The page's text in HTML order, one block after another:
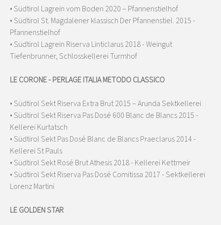
• Südtirol Lagrein vom Boden 2020 – Pfannenstielhof
• Südtirol St. Magdalener klassisch Der Pfannenstiel. 2015 -
Pfannenstielhof
• Südtirol Lagrein Riserva Linticlarus 2018 - Weingut
Tiefenbrunner, Schlosskellerei Turmhof
LE CORONE - PERLAGE ITALIA METODO CLASSICO
• Südtirol Sekt Riserva Extra Brut 2015 – Arunda Sektkellerei
• Südtirol Sekt Riserva Pas Dosé 600 Blanc de Blancs 2015 -
Kellerei Kurtatsch
• Südtirol Sekt Pas Dosé Blanc de Blancs Praeclarus 2014 -
Kellerei St Pauls
• Südtirol Sekt Rosé Brut Athesis 2018 - Kellerei Kettmeir
• Südtirol Sekt Riserva Pas Dosé Comitissa 2017 - Sektkellerei
Lorenz Martini
LE GOLDEN STAR